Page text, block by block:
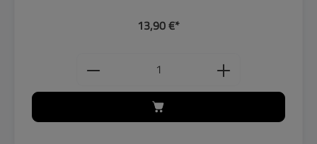
13,90 €*
Produkt Anzahl: Gib den